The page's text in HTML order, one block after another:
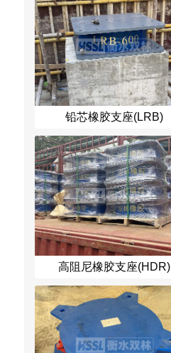
铅芯橡胶支座(LRB)
高阻尼橡胶支座(HDR)